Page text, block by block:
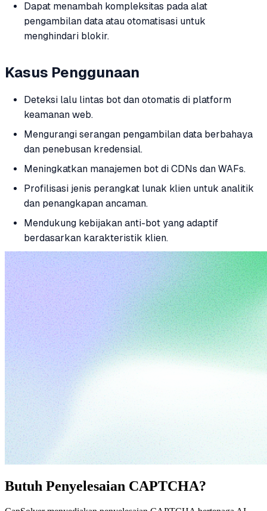
Dapat menambah kompleksitas pada alat
pengambilan data atau otomatisasi untuk
menghindari blokir.
Kasus Penggunaan
Deteksi lalu lintas bot dan otomatis di platform
keamanan web.
Mengurangi serangan pengambilan data berbahaya
dan penebusan kredensial.
Meningkatkan manajemen bot di CDNs dan WAFs.
Profilisasi jenis perangkat lunak klien untuk analitik
dan penangkapan ancaman.
Mendukung kebijakan anti-bot yang adaptif
berdasarkan karakteristik klien.
Butuh Penyelesaian CAPTCHA?